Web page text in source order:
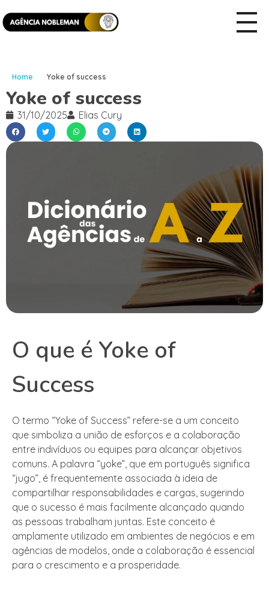
Home Yoke of success
Yoke of success
31/10/2025 Elias Cury
O que é Yoke of
Success
O termo “Yoke of Success” refere-se a um conceito
que simboliza a união de esforços e a colaboração
entre indivíduos ou equipes para alcançar objetivos
comuns. A palavra “yoke”, que em português significa
“jugo”, é frequentemente associada à ideia de
compartilhar responsabilidades e cargas, sugerindo
que o sucesso é mais facilmente alcançado quando
as pessoas trabalham juntas. Este conceito é
amplamente utilizado em ambientes de negócios e em
agências de modelos, onde a colaboração é essencial
para o crescimento e a prosperidade.